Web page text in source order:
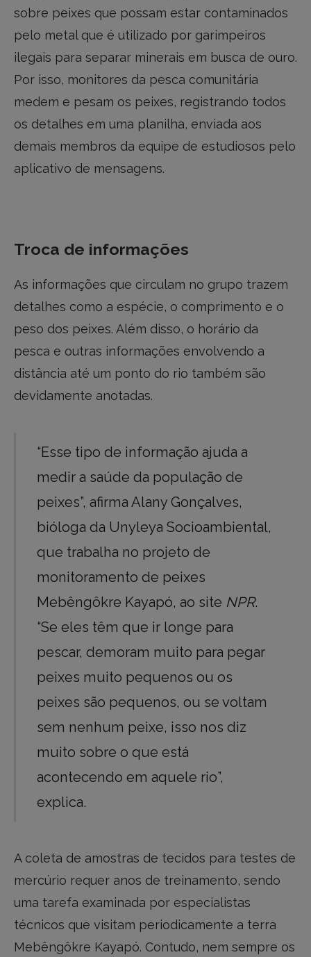
sobre peixes que possam estar contaminados
pelo metal que é utilizado por garimpeiros
ilegais para separar minerais em busca de ouro.
Por isso, monitores da pesca comunitária
medem e pesam os peixes, registrando todos
os detalhes em uma planilha, enviada aos
demais membros da equipe de estudiosos pelo
aplicativo de mensagens.
Troca de informações
As informações que circulam no grupo trazem
detalhes como a espécie, o comprimento e o
peso dos peixes. Além disso, o horário da
pesca e outras informações envolvendo a
distância até um ponto do rio também são
devidamente anotadas.
“Esse tipo de informação ajuda a
medir a saúde da população de
peixes”, afirma Alany Gonçalves,
bióloga da Unyleya Socioambiental,
que trabalha no projeto de
monitoramento de peixes
Mebêngôkre Kayapó, ao site NPR.
“Se eles têm que ir longe para
pescar, demoram muito para pegar
peixes muito pequenos ou os
peixes são pequenos, ou se voltam
sem nenhum peixe, isso nos diz
muito sobre o que está
acontecendo em aquele rio”,
explica.
A coleta de amostras de tecidos para testes de
mercúrio requer anos de treinamento, sendo
uma tarefa examinada por especialistas
técnicos que visitam periodicamente a terra
Mebêngôkre Kayapó. Contudo, nem sempre os